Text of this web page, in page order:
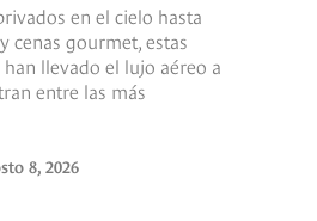
en el cielo hasta
cenas gourmet, estas
llevado el lujo aéreo a
entre las más
8, 2026